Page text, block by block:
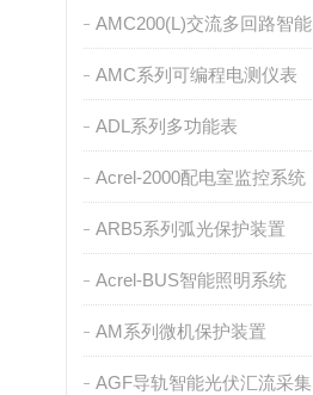
AMC系列可编程电测仪表
ADL系列多功能表
Acrel-2000配电室监控系统
ARB5系列弧光保护装置
Acrel-BUS智能照明系统
AM系列微机保护装置
AGF导轨智能光伏汇流采集